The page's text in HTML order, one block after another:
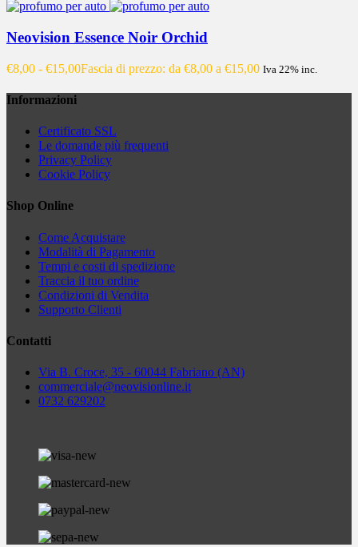
Neovision Essence Noir Orchid
€8,00 - €15,00Fascia di prezzo: da €8,00 a €15,00 Iva 22% inc.
Informazioni
Certificato SSL
Le domande più frequenti
Privacy Policy
Cookie Policy
Shop Online
Come Acquistare
Modalità di Pagamento
Tempi e costi di spedizione
Traccia il tuo ordine
Condizioni di Vendita
Supporto Clienti
Contatti
Via B. Croce, 35 - 60044 Fabriano (AN)
commerciale@neovisionline.it
0732 629202